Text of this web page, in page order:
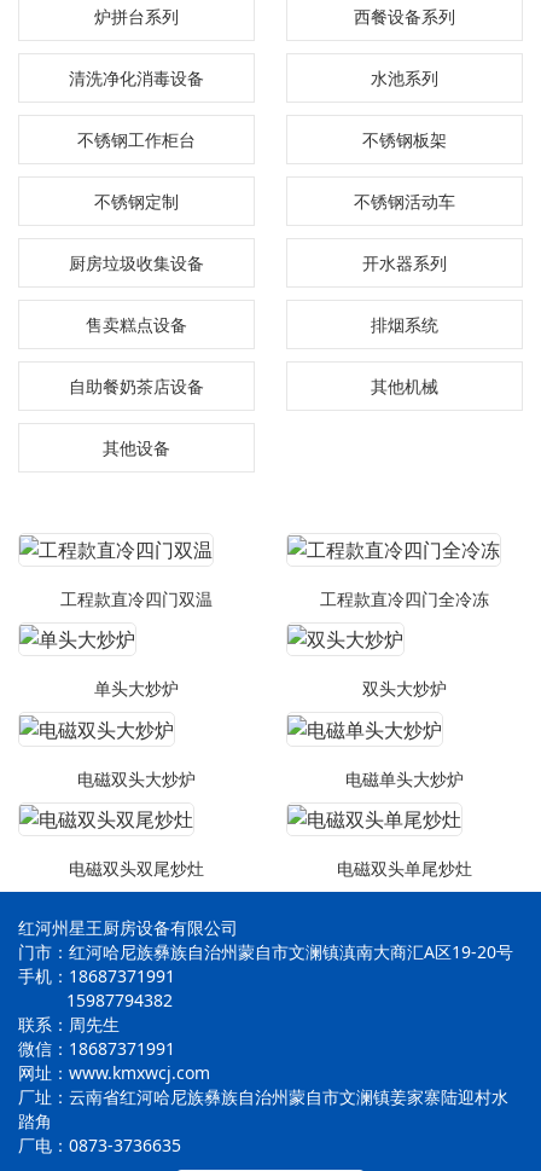
炉拼台系列 西餐设备系列
清洗净化消毒设备 水池系列
不锈钢工作柜台 不锈钢板架
不锈钢定制 不锈钢活动车
厨房垃圾收集设备 开水器系列
售卖糕点设备 排烟系统
自助餐奶茶店设备 其他机械
其他设备
工程款直冷四门双温 工程款直冷四门全冷冻
单头大炒炉 双头大炒炉
电磁双头大炒炉 电磁单头大炒炉
电磁双头双尾炒灶 电磁双头单尾炒灶
红河州星王厨房设备有限公司
门市：红河哈尼族彝族自治州蒙自市文澜镇滇南大商汇A区19-20号
手机：18687371991
15987794382
联系：周先生
微信：18687371991
网址：www.kmxwcj.com
厂址：云南省红河哈尼族彝族自治州蒙自市文澜镇姜家寨陆迎村水
踏角
厂电：0873-3736635